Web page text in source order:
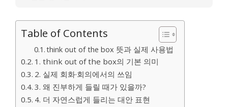
Table of Contents
think out of the box 뜻과 실제 사용법
1. think out of the box의 기본 의미
2. 실제 회화·회의에서의 쓰임
3. 왜 진부하게 들릴 때가 있을까?
4. 더 자연스럽게 들리는 대안 표현